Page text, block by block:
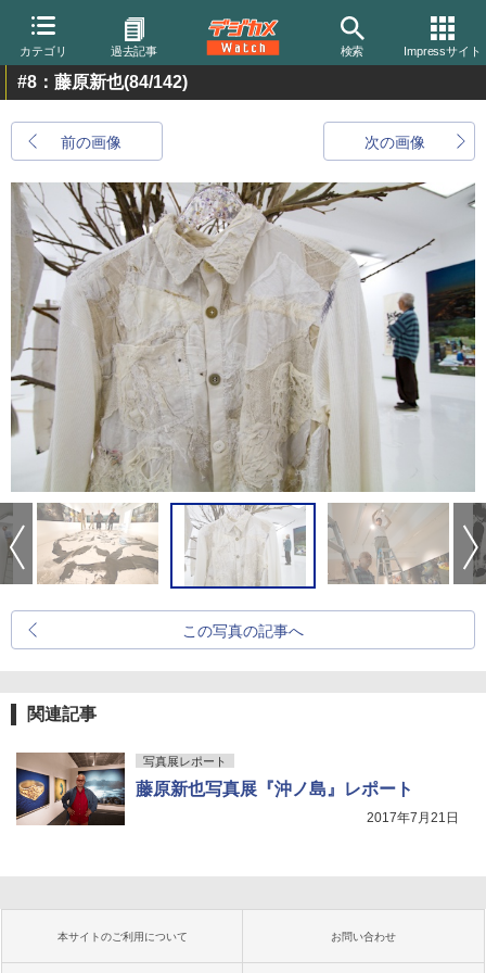
カテゴリ 過去記事 検索 Impressサイト
#8：藤原新也(84/142)
前の画像 次の画像
この写真の記事へ
関連記事
写真展レポート
藤原新也写真展『沖ノ島』レポート
2017年7月21日
本サイトのご利用について お問い合わせ